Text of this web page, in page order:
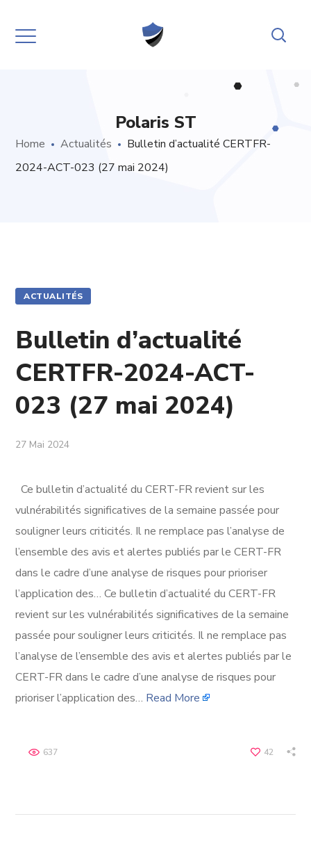
Polaris ST
Home Actualités
Bulletin d’actualité CERTFR-
2024-ACT-023 (27 mai 2024)
ACTUALITÉS
Bulletin d’actualité
CERTFR-2024-ACT-
023 (27 mai 2024)
27 Mai 2024
Ce bulletin d’actualité du CERT-FR revient sur les
vulnérabilités significatives de la semaine passée pour
souligner leurs criticités. Il ne remplace pas l’analyse de
l’ensemble des avis et alertes publiés par le CERT-FR
dans le cadre d’une analyse de risques pour prioriser
l’application des… Ce bulletin d’actualité du CERT-FR
revient sur les vulnérabilités significatives de la semaine
passée pour souligner leurs criticités. Il ne remplace pas
l’analyse de l’ensemble des avis et alertes publiés par le
CERT-FR dans le cadre d’une analyse de risques pour
prioriser l’application des… Read More
42
637